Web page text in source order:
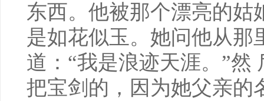
东西。他被那个漂亮的姑
是如花似玉。她问他从那
道：“我是浪迹天涯。”然
把宝剑的，因为她父亲的